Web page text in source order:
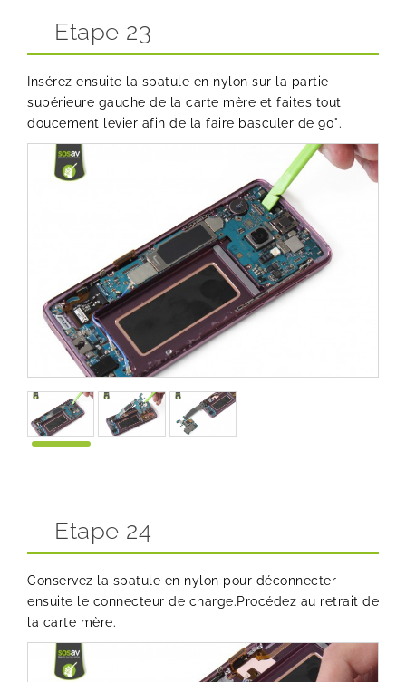
Etape 23
Insérez ensuite la spatule en nylon sur la partie
supérieure gauche de la carte mère et faites tout
doucement levier afin de la faire basculer de 90°.
Etape 24
Conservez la spatule en nylon pour déconnecter
ensuite le connecteur de charge.Procédez au retrait de
la carte mère.